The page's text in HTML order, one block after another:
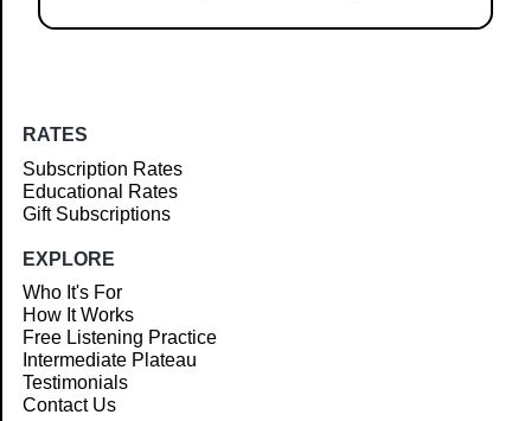
RATES
Subscription Rates
Educational Rates
Gift Subscriptions
EXPLORE
Who It's For
How It Works
Free Listening Practice
Intermediate Plateau
Testimonials
Contact Us